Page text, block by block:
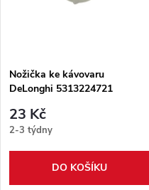
Nožička ke kávovaru
DeLonghi 5313224721
23 Kč
2-3 týdny
DO KOŠÍKU